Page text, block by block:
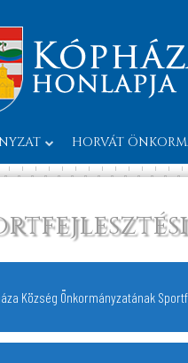
HORVÁT
Község Önkormányzatának